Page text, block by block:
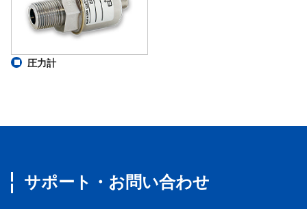
圧力計
サポート・お問い合わせ